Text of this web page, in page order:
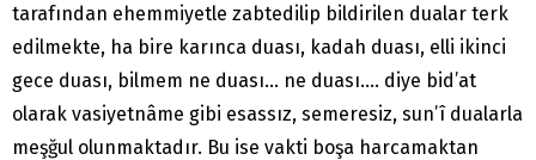
tarafından ehemmiyetle zabtedilip bildirilen dualar terk
edilmekte, ha bire karınca duası, kadah duası, elli ikinci
gece duası, bilmem ne duası… ne duası…. diye bid’at
olarak vasiyetnâme gibi esassız, semeresiz, sun’î dualarla
meşğul olunmaktadır. Bu ise vakti boşa harcamaktan